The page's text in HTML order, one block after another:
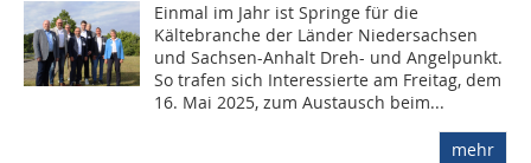
Einmal im Jahr ist Springe für die
Kältebranche der Länder Niedersachsen
und Sachsen-Anhalt Dreh- und Angelpunkt.
So trafen sich Interessierte am Freitag, dem
16. Mai 2025, zum Austausch beim...
mehr